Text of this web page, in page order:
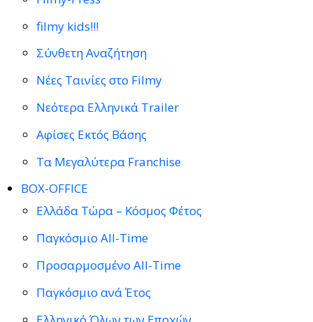
filmy kids!!!
Σύνθετη Αναζήτηση
Νέες Ταινίες στο Filmy
Νεότερα Ελληνικά Trailer
Αφίσες Εκτός Βάσης
Τα Μεγαλύτερα Franchise
BOX-OFFICE
Ελλάδα Τώρα – Κόσμος Φέτος
Παγκόσμιο All-Time
Προσαρμοσμένο All-Time
Παγκόσμιο ανά Έτος